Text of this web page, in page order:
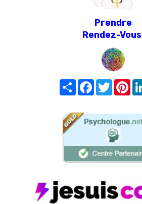
Prendre
Rendez-
Share FacebookTwitter